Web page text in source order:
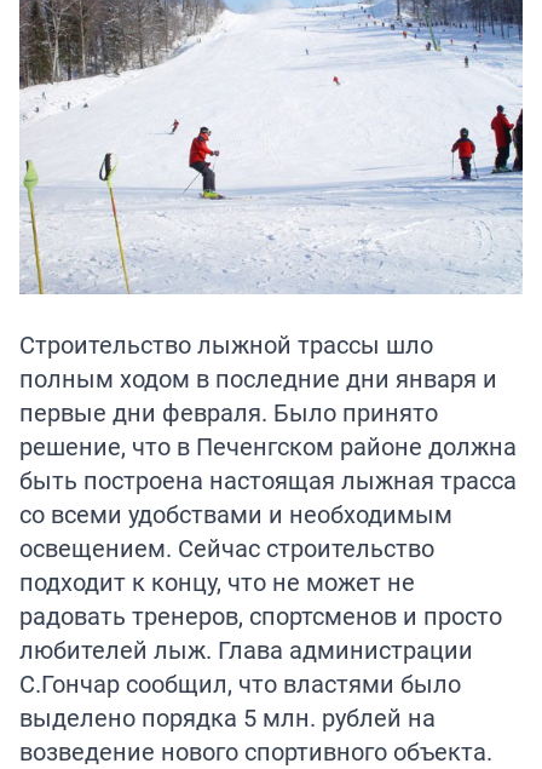
Строительство лыжной трассы шло
полным ходом в последние дни января и
первые дни февраля. Было принято
решение, что в Печенгском районе должна
быть построена настоящая лыжная трасса
со всеми удобствами и необходимым
освещением. Сейчас строительство
подходит к концу, что не может не
радовать тренеров, спортсменов и просто
любителей лыж. Глава администрации
С.Гончар сообщил, что властями было
выделено порядка 5 млн. рублей на
возведение нового спортивного объекта.